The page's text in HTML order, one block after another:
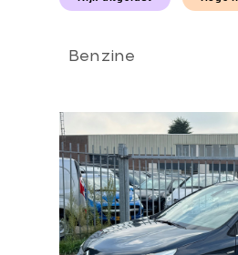
ECC l CRUISE l
NIEUWSTAAT!
Benzine